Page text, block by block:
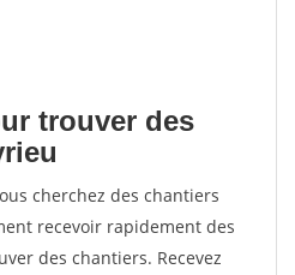
trouver des
cherchez des chantiers
recevoir rapidement des
des chantiers. Recevez